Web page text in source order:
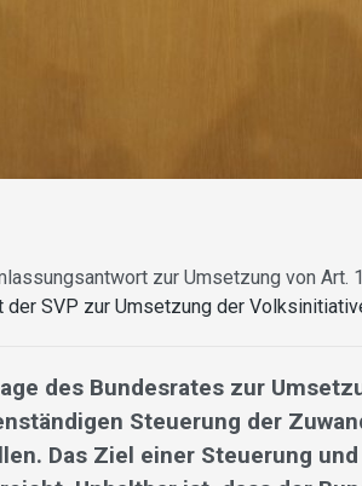
zur Umsetzung von Art.
der SVP zur Umsetzung der
des Bundesrates zur
Steuerung der
Das Ziel einer Steuerung